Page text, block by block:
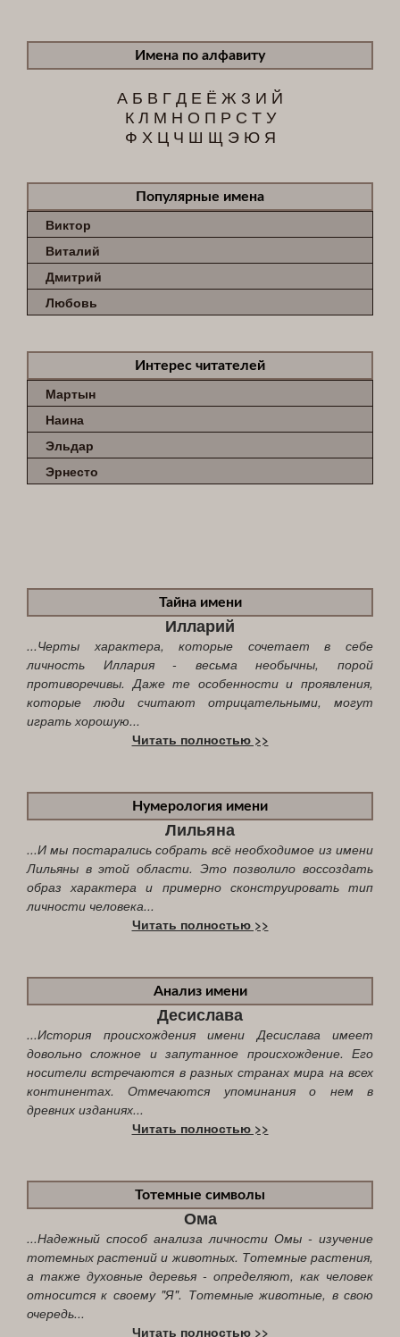
Имена по алфавиту
А Б В ГД Е Ё Ж З И Й
К Л М Н О П Р С Т У
Ф Х Ц Ч Ш Щ Э Ю Я
Популярные имена
Виктор
Виталий
Дмитрий
Любовь
Интерес читателей
Мартын
Наина
Эльдар
Эрнесто
Тайна имени
Илларий
...Черты характера, которые сочетает в себе
личность Иллария - весьма необычны, порой
противоречивы. Даже те особенности и проявления,
которые люди считают отрицательными, могут
играть хорошую...
Читать полностью >>
Нумерология имени
Лильяна
...И мы постарались собрать всё необходимое из имени
Лильяны в этой области. Это позволило воссоздать
образ характера и примерно сконструировать тип
личности человека...
Читать полностью >>
Анализ имени
Десислава
...История происхождения имени Десислава имеет
довольно сложное и запутанное происхождение. Его
носители встречаются в разных странах мира на всех
континентах. Отмечаются упоминания о нем в
древних изданиях...
Читать полностью >>
Тотемные символы
Ома
...Надежный способ анализа личности Омы - изучение
тотемных растений и животных. Тотемные растения,
а также духовные деревья - определяют, как человек
относится к своему "Я". Тотемные животные, в свою
очередь...
Читать полностью >>